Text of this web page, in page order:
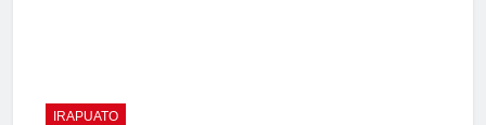
IRAPUATO